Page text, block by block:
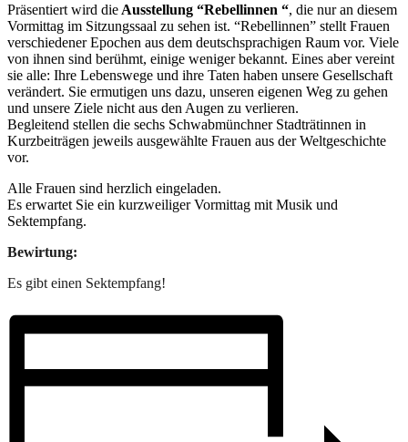
Präsentiert wird die Ausstellung “Rebellinnen “, die nur an diesem
Vormittag im Sitzungssaal zu sehen ist. “Rebellinnen” stellt Frauen
verschiedener Epochen aus dem deutschsprachigen Raum vor. Viele
von ihnen sind berühmt, einige weniger bekannt. Eines aber vereint
sie alle: Ihre Lebenswege und ihre Taten haben unsere Gesellschaft
verändert. Sie ermutigen uns dazu, unseren eigenen Weg zu gehen
und unsere Ziele nicht aus den Augen zu verlieren.
Begleitend stellen die sechs Schwabmünchner Stadträtinnen in
Kurzbeiträgen jeweils ausgewählte Frauen aus der Weltgeschichte
vor.
Alle Frauen sind herzlich eingeladen.
Es erwartet Sie ein kurzweiliger Vormittag mit Musik und
Sektempfang.
Bewirtung:
Es gibt einen Sektempfang!